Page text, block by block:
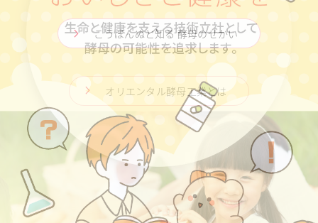
お問い合わせ
English
日清製粉グループ
ニュースリリース
採用情報
オリエンタル酵母工業とは
こうぼんぬと知る 酵母のせかい
業務用サイト Food for all